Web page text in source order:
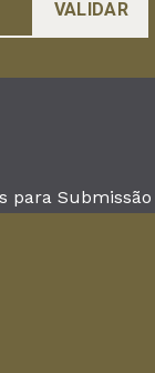
para Submissão